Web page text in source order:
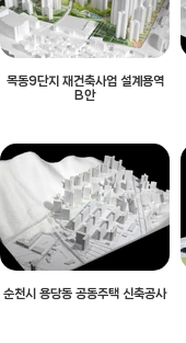
목동9단지 재건축사업 설계용역
B안
순천시 용당동 공동주택 신축공사